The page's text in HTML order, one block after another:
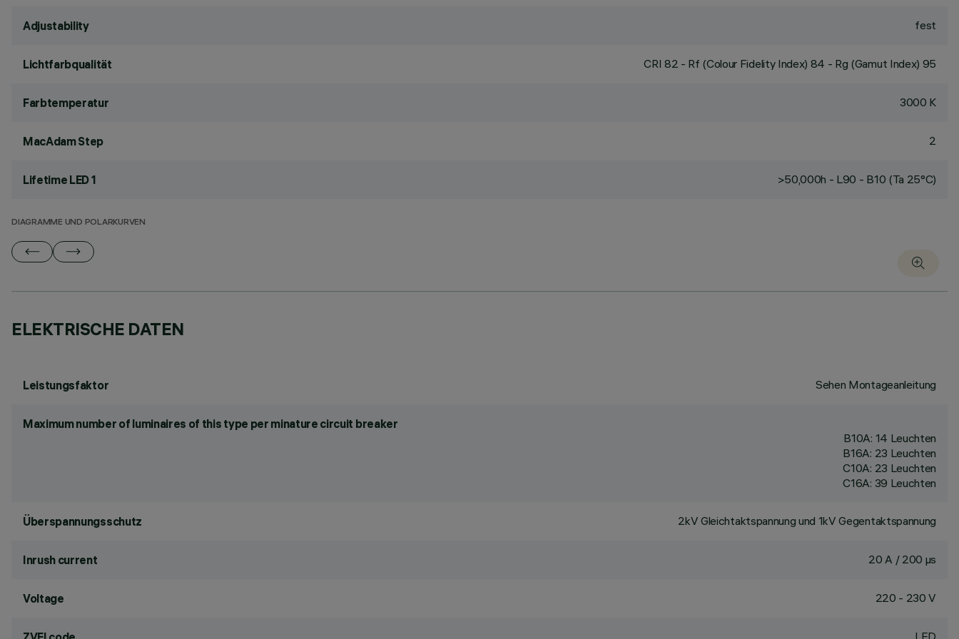
Adjustability fest
Lichtfarbqualität CRI 82 - Rf (Colour Fidelity Index) 84 - Rg (Gamut Index) 95
Farbtemperatur 3000 K
MacAdam Step 2
Lifetime LED 1 >50,000h - L90 - B10 (Ta 25°C)
DIAGRAMME UND POLARKURVEN
ELEKTRISCHE DATEN
Leistungsfaktor Sehen Montageanleitung
Maximum number of luminaires of this type per minature circuit breaker
B10A: 14 Leuchten
B16A: 23 Leuchten
C10A: 23 Leuchten
C16A: 39 Leuchten
Überspannungsschutz 2kV Gleichtaktspannung und 1kV Gegentaktspannung
Inrush current 20 A / 200 µs
Voltage 220 - 230 V
LED